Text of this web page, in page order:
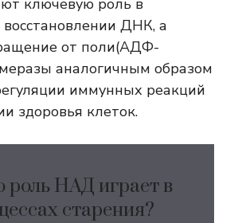
ключевую роль в
ДНК, а
от поли(АДФ-
аналогичным образом
иммунных реакций
здоровья клеток.
роль НАД играет в
старения?